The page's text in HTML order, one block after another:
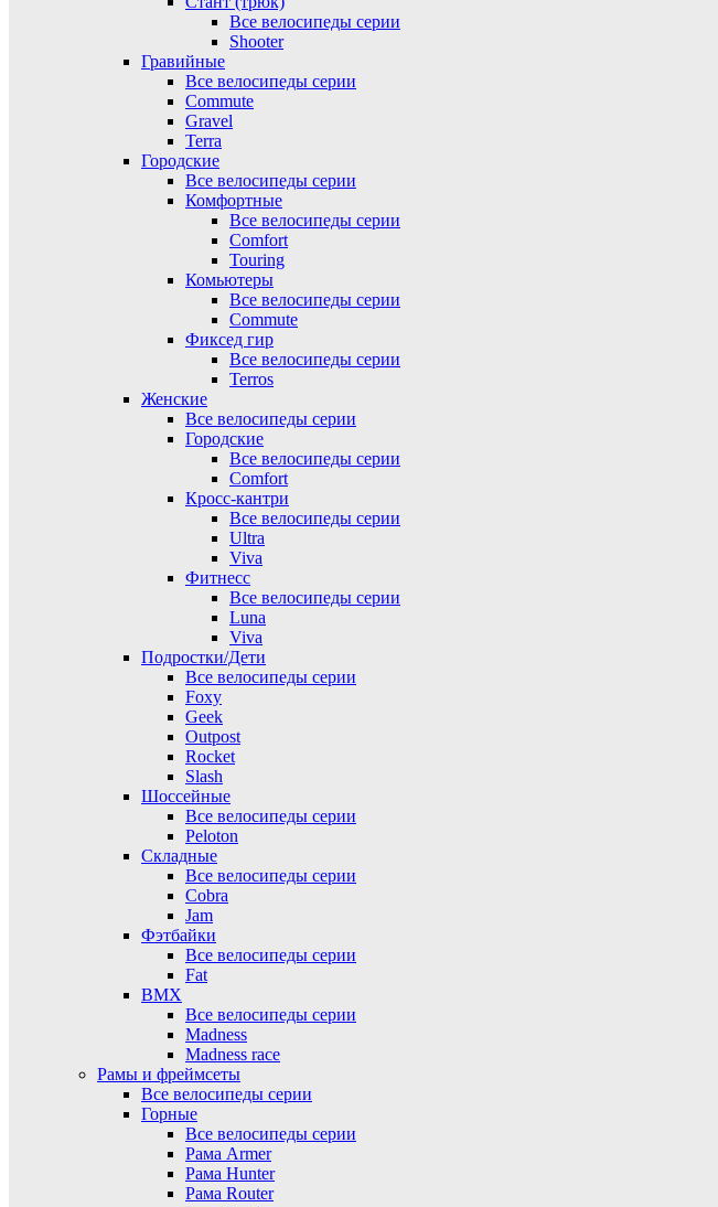
Все велосипеды серии
Shooter
Гравийные
Все велосипеды серии
Commute
Gravel
Terra
Городские
Все велосипеды серии
Комфортные
Все велосипеды серии
Comfort
Touring
Комьютеры
Все велосипеды серии
Commute
Фиксед гир
Все велосипеды серии
Terros
Женские
Все велосипеды серии
Городские
Все велосипеды серии
Comfort
Кросс-кантри
Все велосипеды серии
Ultra
Viva
Фитнесс
Все велосипеды серии
Luna
Viva
Подростки/Дети
Все велосипеды серии
Foxy
Geek
Outpost
Rocket
Slash
Шоссейные
Все велосипеды серии
Peloton
Складные
Все велосипеды серии
Cobra
Jam
Фэтбайки
Все велосипеды серии
Fat
BMX
Все велосипеды серии
Madness
Madness race
Рамы и фреймсеты
Все велосипеды серии
Горные
Все велосипеды серии
Рама Armer
Рама Hunter
Рама Router